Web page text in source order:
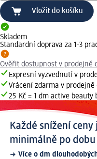
Vložit do košíku
Skladem
Standardní doprava za 1-3
Ověřit dostupnost v prodejně
Expresní vyzvednutí v
Vrácení zdarma v prodejně
25 Kč = 1 dm active beauty
Každé snížení
minimálně po dobu
Více o dm